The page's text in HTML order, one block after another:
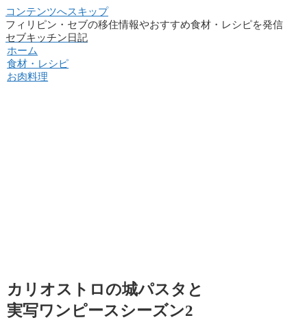
コンテンツへスキップ
フィリピン・セブの移住情報やおすすめ食材・レシピを発信
セブキッチン日記
ホーム
食材・レシピ
お肉料理
カリオストロの城パスタと
実写ワンピースシーズン2